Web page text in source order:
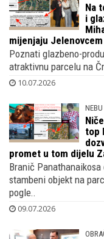
Na
i
mijenjaju Jelenovcem
Poznati glazbeno-
atraktivnu parcelu na
10.07.2026
top
promet u tom dijelu
Branič
stambeni objekt na
pogle..
09.07.2026